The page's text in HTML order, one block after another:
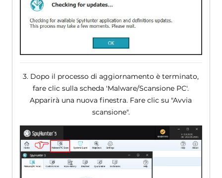
3. Dopo il processo di aggiornamento è terminato,
fare clic sulla scheda 'Malware/Scansione PC'.
Apparirà una nuova finestra. Fare clic su "Avvia
scansione".